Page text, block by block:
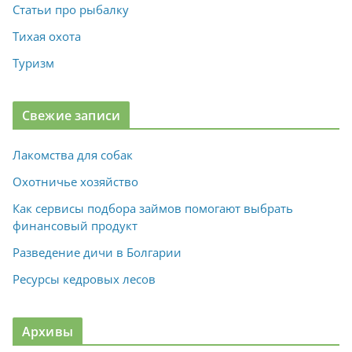
Статьи про рыбалку
Тихая охота
Туризм
Свежие записи
Лакомства для собак
Охотничье хозяйство
Как сервисы подбора займов помогают выбрать
финансовый продукт
Разведение дичи в Болгарии
Ресурсы кедровых лесов
Архивы